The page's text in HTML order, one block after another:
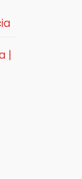
|